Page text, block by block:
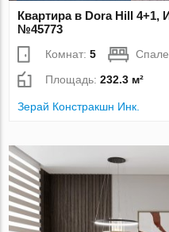
Квартира в Dora Hill 4+1,
№45773
Комнат:5
Площадь:232.3 м²
Зерай Констракшн Инк.